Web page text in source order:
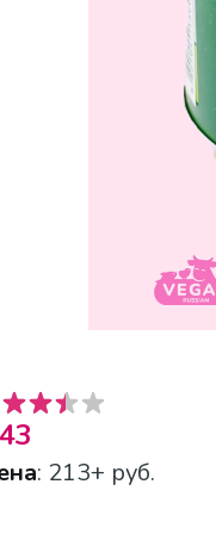
: 213+ руб.